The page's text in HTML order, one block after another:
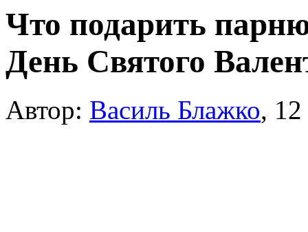
Что подарить
День Святого
Автор: Василь Блажко,